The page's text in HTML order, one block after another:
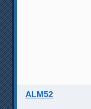
ALM52